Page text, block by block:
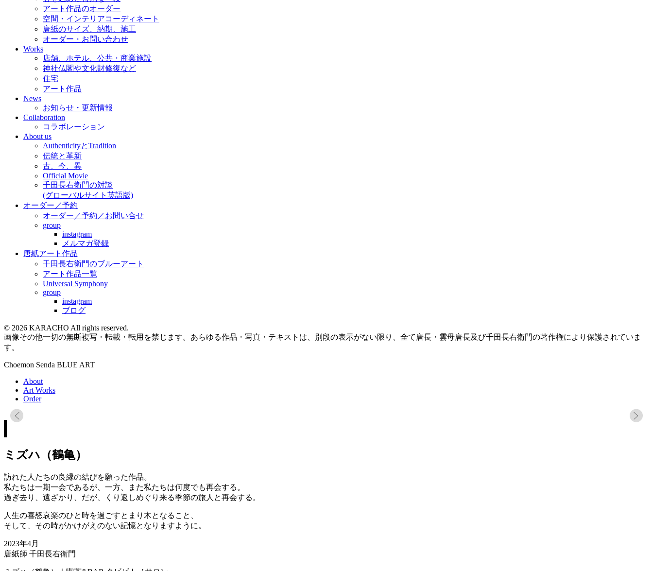
アート作品のオーダー
空間・インテリアコーディネート
唐紙のサイズ、納期、施工
オーダー・お問い合わせ
Works
店舗、ホテル、公共・商業施設
神社仏閣や文化財修復など
住宅
アート作品
News
お知らせ・更新情報
Collaboration
コラボレーション
About us
AuthenticityとTradition
伝統と革新
古、今、異
Official Movie
千田長右衛門の対談
(グローバルサイト英語版)
オーダー／予約
オーダー／予約／お問い合せ
group
instagram
メルマガ登録
唐紙アート作品
千田長右衛門のブルーアート
アート作品一覧
Universal Symphony
group
instagram
ブログ
© 2026 KARACHO All rights reserved.
画像その他一切の無断複写・転載・転用を禁じます。あらゆる作品・写真・テキストは、別段の表示がない限り、全て唐長・雲母唐長及び千田長右衛門の著作権により保護されていま
す。
Choemon Senda BLUE ART
About
Art Works
Order
ミズハ（鶴亀）
訪れた人たちの良縁の結びを願った作品。
私たちは一期一会であるが、一方、また私たちは何度でも再会する。
過ぎ去り、遠ざかり、だが、くり返しめぐり来る季節の旅人と再会する。
人生の喜怒哀楽のひと時を過ごすとまり木となること、
そして、その時がかけがえのない記憶となりますように。
2023年4月
唐紙師 千田長右衛門